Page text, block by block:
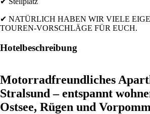
✔ NATÜRLICH HABEN WIR VIELE
TOUREN-VORSCHLÄGE FÜR EUCH.
Hotelbeschreibung
Motorradfreundliches
Stralsund – entspannt
Ostsee, Rügen und